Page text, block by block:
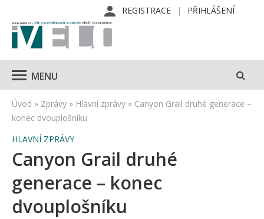
REGISTRACE PŘIHLÁŠENÍ
MENU
Úvod » Zprávy » Hlavní zprávy » Canyon Grail druhé generace –
konec dvouplošníku
HLAVNÍ ZPRÁVY
Canyon Grail druhé
generace – konec
dvouplošníku